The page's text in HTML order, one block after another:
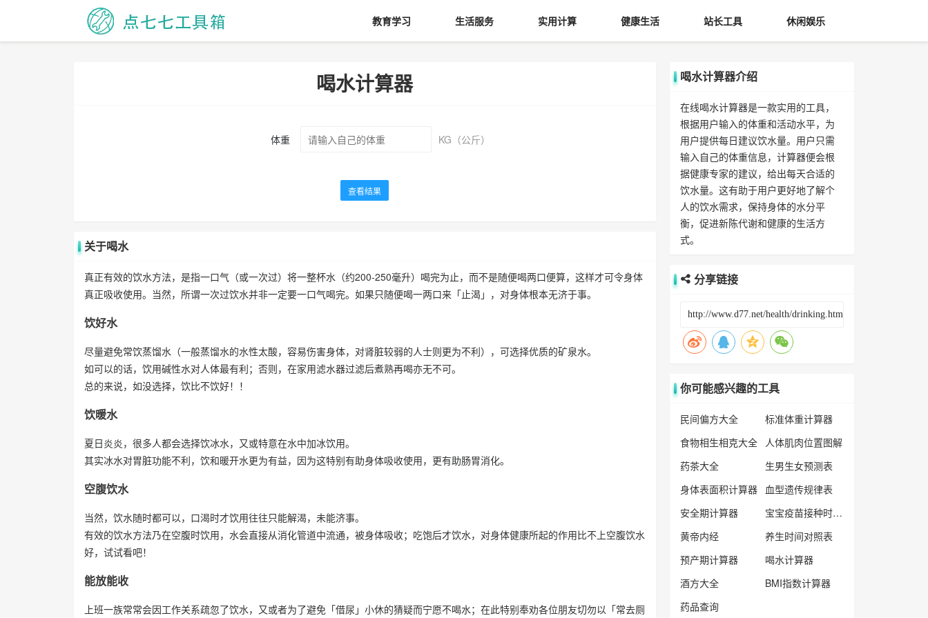
教育学习 生活服务 实用计算 健康生活 站长工具 休闲娱乐
喝水计算器
体重 KG（公斤）
查看结果
关于喝水
真正有效的饮水方法，是指一口气（或一次过）将一整杯水（约200-250毫升）喝完为止，而不是随便喝两口便算，这样才可令身体
真正吸收使用。当然，所谓一次过饮水并非一定要一口气喝完。如果只随便喝一两口来「止渴」，对身体根本无济于事。
饮好水
尽量避免常饮蒸馏水（一般蒸馏水的水性太酸，容易伤害身体，对肾脏较弱的人士则更为不利），可选择优质的矿泉水。
如可以的话，饮用碱性水对人体最有利；否则，在家用滤水器过滤后煮熟再喝亦无不可。
总的来说，如没选择，饮比不饮好！！
饮暖水
夏日炎炎，很多人都会选择饮冰水，又或特意在水中加冰饮用。
其实冰水对胃脏功能不利，饮和暖开水更为有益，因为这特别有助身体吸收使用，更有助肠胃消化。
空腹饮水
当然，饮水随时都可以，口渴时才饮用往往只能解渴，未能济事。
有效的饮水方法乃在空腹时饮用，水会直接从消化管道中流通，被身体吸收；吃饱后才饮水，对身体健康所起的作用比不上空腹饮水
好，试试看吧！
能放能收
上班一族常常会因工作关系疏忽了饮水，又或者为了避免「借尿」小休的猜疑而宁愿不喝水；在此特别奉劝各位朋友切勿以「常去厕
喝水计算器介绍
在线喝水计算器是一款实用的工具，
根据用户输入的体重和活动水平，为
用户提供每日建议饮水量。用户只需
输入自己的体重信息，计算器便会根
据健康专家的建议，给出每天合适的
饮水量。这有助于用户更好地了解个
人的饮水需求，保持身体的水分平
衡，促进新陈代谢和健康的生活方
式。
分享链接
你可能感兴趣的工具
民间偏方大全
标准体重计算器
食物相生相克大全
人体肌肉位置图解
药茶大全
生男生女预测表
身体表面积计算器
血型遗传规律表
安全期计算器
宝宝疫苗接种时间表
黄帝内经
养生时间对照表
预产期计算器
喝水计算器
酒方大全
BMI指数计算器
药品查询